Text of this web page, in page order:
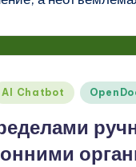
AI Chatbot